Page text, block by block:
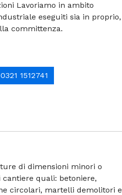
Lavoriamo in ambito
eseguiti sia in proprio,
committenza.
1512741
di dimensioni minori o
quali: betoniere,
circolari, martelli demolitori e